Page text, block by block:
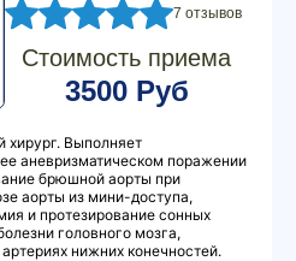
7 отзывов
Стоимость приема
3500 Руб
хирург. Выполняет
аневризматическом поражении
брюшной аорты при
аорты из мини-доступа,
и протезирование сонных
головного мозга,
нижних конечностей.